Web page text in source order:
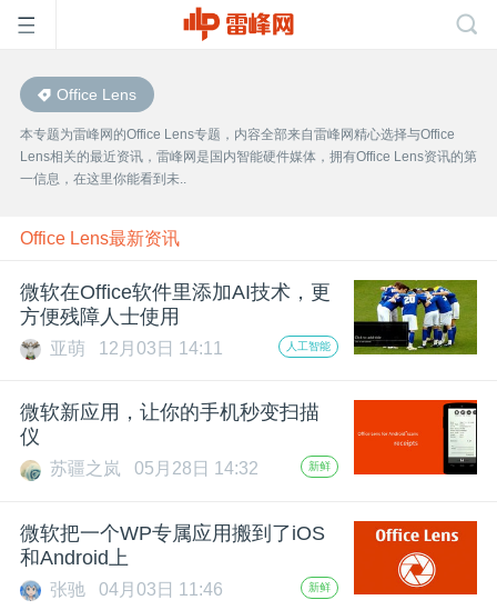
首
页
雷
峰
课
Office Lens
本专题为雷峰网的Office Lens专题，内容全部来自雷峰网精心选择与Office
Lens相关的最近资讯，雷峰网是国内智能硬件媒体，拥有Office Lens资讯的第
一信息，在这里你能看到未..
Office Lens最新资讯
微软在Office软件里添加AI技术，更
方便残障人士使用
亚萌 12月03日 14:11 人工智能
微软新应用，让你的手机秒变扫描
仪
苏疆之岚 05月28日 14:32 新鲜
微软把一个WP专属应用搬到了iOS
和Android上
张驰 04月03日 11:46 新鲜